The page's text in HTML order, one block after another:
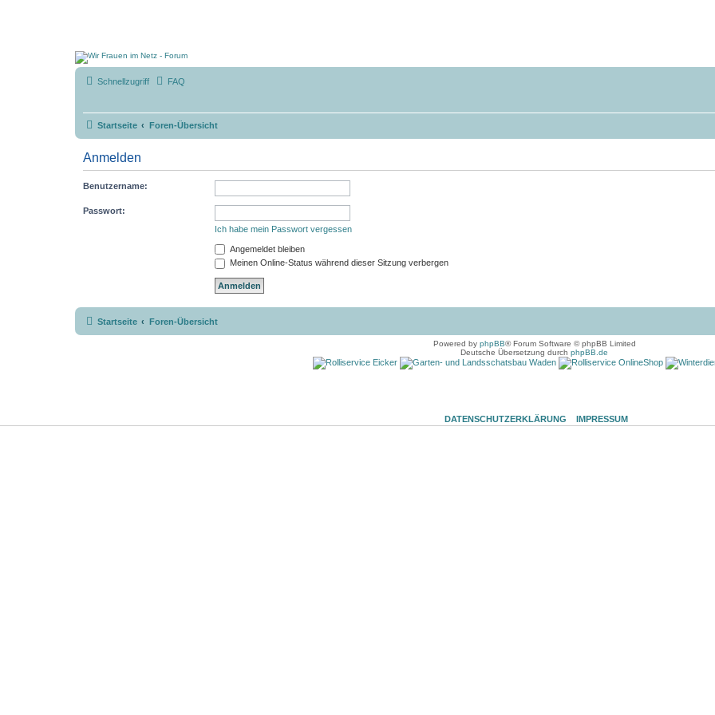
Schnellzugriff FAQ
Startseite Foren-Übersicht
Anmelden
Benutzername:
Passwort:
Ich habe mein Passwort vergessen
Angemeldet bleiben
Meinen Online-Status während dieser Sitzung verbergen
Startseite Foren-Übersicht
Powered by phpBB® Forum Software © phpBB Limited
Deutsche Übersetzung durch phpBB.de
DATENSCHUTZERKLÄRUNG IMPRESSUM